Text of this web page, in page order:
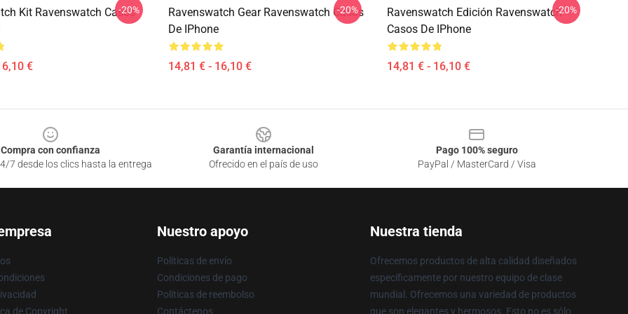
Kit Ravenswatch Casos
€
-20%
Ravenswatch Gear Ravenswatch Casos
De IPhone
14,81 € - 16,10 €
-20%
Ravenswatch Edición Ravenswatch
Casos De IPhone
14,81 € - 16,10 €
-20%
Compra con confianza
7 desde los clics hasta la entrega
Garantía internacional
Ofrecido en el país de uso
Pago 100% seguro
PayPal / MasterCard / Visa
de Copyright
Nuestro apoyo
Políticas de envío
Condiciones de pago
Políticas de reembolso
Contáctenos
Nuestra tienda
Ofrecemos productos de alta calidad diseñados
específicamente por nuestro equipo de clase
mundial. Ofrecemos una variedad de productos
que son elegantes y hermosos. Esto no es sólo